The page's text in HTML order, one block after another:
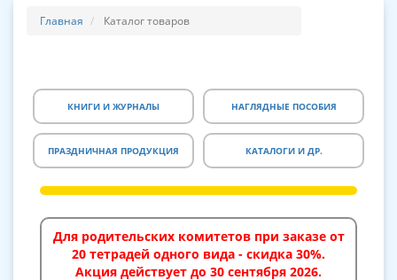
Главная Каталог товаров
КНИГИ И ЖУРНАЛЫ НАГЛЯДНЫЕ ПОСОБИЯ
ПРАЗДНИЧНАЯ ПРОДУКЦИЯ КАТАЛОГИ И ДР.
Для родительских комитетов при заказе от
20 тетрадей одного вида - скидка 30%.
Акция действует до 30 сентября 2026.